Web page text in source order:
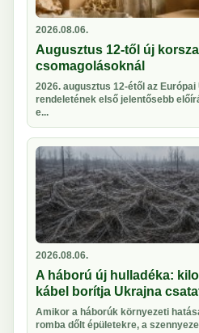
2026.08.06.
Augusztus 12-től új
csomagolásoknál
2026. augusztus 12-étől az
rendeletének első jelentősebb
e...
2026.08.06.
A háború új hulladéka:
kábel borítja Ukrajna
Amikor a háborúk környezeti
romba dőlt épületekre, a